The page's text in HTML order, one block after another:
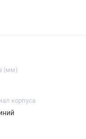
(мм)
корпуса